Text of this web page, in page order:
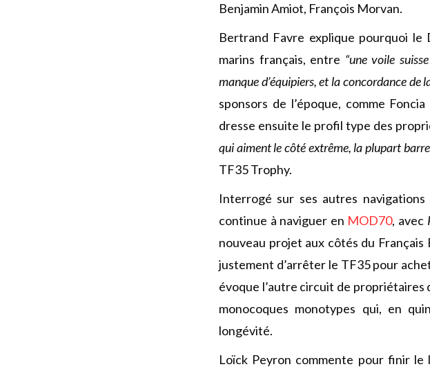
Benjamin Amiot, François Morvan.
Bertrand Favre explique pourquoi
marins français, entre “une voile
manque d’équipiers, et la concordance de
sponsors de l’époque, comme
dresse ensuite le profil type des
qui aiment le côté extrême, la plupart
TF35 Trophy.
Interrogé sur ses autres
continue à naviguer en MOD70, avec
nouveau projet aux côtés du
justement d’arrêter le TF35 pour
évoque l’autre circuit de propriétaires
monocoques monotypes qui, en
longévité.
Loïck Peyron commente pour finir le